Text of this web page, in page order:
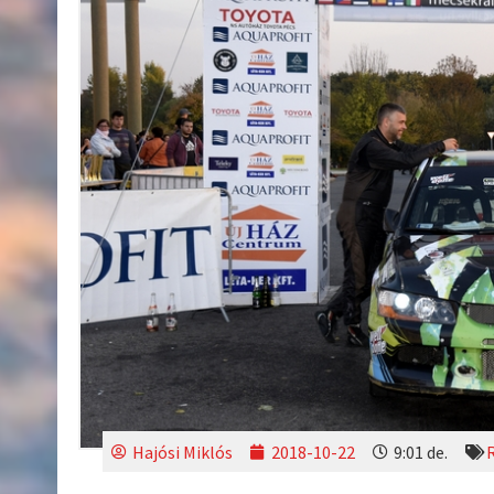
Hajósi Miklós 2018-10-22 9:01 de.